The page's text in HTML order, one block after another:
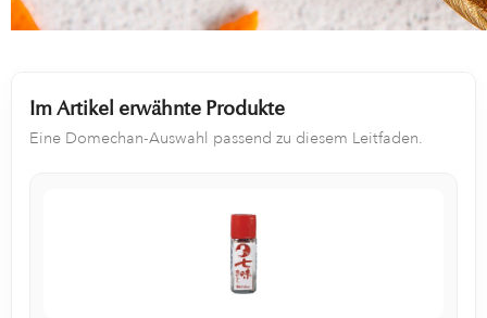
Im Artikel erwähnte Produkte
Eine Domechan-Auswahl passend zu diesem Leitfaden.